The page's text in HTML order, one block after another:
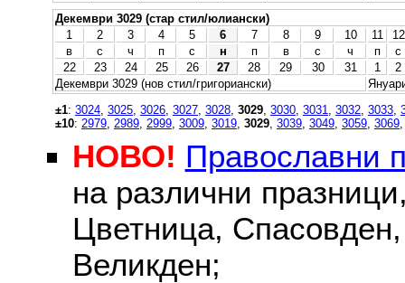
Декември 3029 (стар стил/юлиански)
1
2 3 4 5 6 7 8 9 10 11
12
в
с ч п с н п в с ч п
с
22
23 24 25 26 27 28 29 30 31 1
2
Декември 3029 (нов стил/григориански)
±1: 3024 3025 3026 3027 3028 3029 3030 3031 3032 3033
±10: 2979 2989 2999 3009 3019 3029 3039 3049 3059 3069
НОВО! Православни
на различни
Цветница, Спасовден,
Великден;